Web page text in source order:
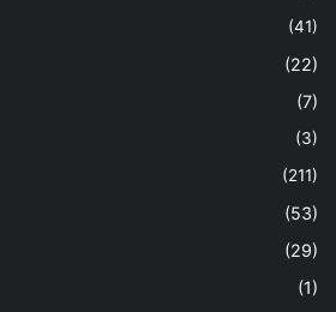
(41)
(22)
(7)
(3)
(211)
(53)
(29)
(1)